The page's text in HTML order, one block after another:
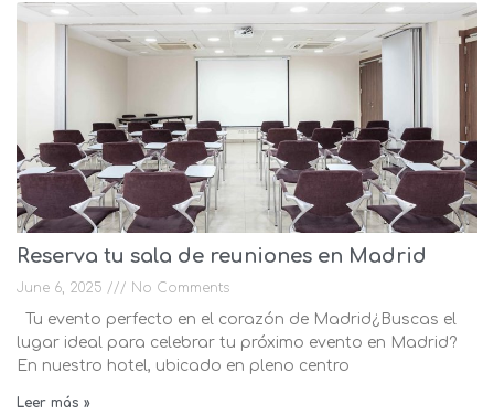
Reserva tu sala de reuniones en Madrid
June 6, 2025 No Comments
Tu evento perfecto en el corazón de Madrid¿Buscas el
lugar ideal para celebrar tu próximo evento en Madrid?
En nuestro hotel, ubicado en pleno centro
Leer más »